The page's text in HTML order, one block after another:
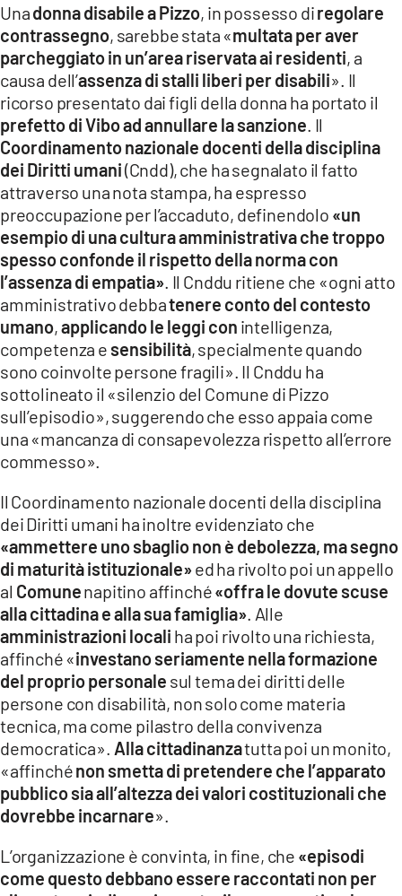
LACTV.IT
LACONAIR.IT
LACITYMAG.IT
ILREGGINO.IT
COSENZACHANNEL.IT
ILVIBONESE.IT
CATANZAROCHANNEL.IT
LACAPITALENEWS.IT
App
ANDROID
APPLE
Unadonna disabile a Pizzo, in possesso diregolare
contrassegno, sarebbe stata «multata per aver
parcheggiato in un’area riservata ai residenti, a
causa dell’assenza di stalli liberi per disabili». Il
ricorso presentato dai figli della donna ha portato il
prefetto di Vibo ad annullare la sanzione . Il
Coordinamento nazionale docenti della disciplina
dei Diritti umani(Cndd), che ha segnalato il fatto
attraverso una nota stampa, ha espresso
preoccupazione per l’accaduto, definendolo «un
esempio di una cultura amministrativa che troppo
spesso confonde il rispetto della norma con
l’assenza di empatia» . Il Cnddu ritiene che «ogni atto
amministrativo debbatenere conto del contesto
umano,applicando le leggi con intelligenza,
competenza e sensibilità, specialmente quando
sono coinvolte persone fragili». Il Cnddu ha
sottolineato il «silenzio del Comune di Pizzo
sull’episodio», suggerendo che esso appaia come
una «mancanza di consapevolezza rispetto all’errore
commesso».
Il Coordinamento nazionale docenti della disciplina
dei Diritti umani ha inoltre evidenziato che
«ammettere uno sbaglio non è debolezza, ma segno
di maturità istituzionale»ed ha rivolto poi un appello
al Comunenapitino affinché«offra le dovute scuse
alla cittadina e alla sua famiglia» . Alle
amministrazioni locali ha poi rivolto una richiesta,
affinché «investano seriamente nella formazione
del proprio personale sul tema dei diritti delle
persone con disabilità, non solo come materia
tecnica, ma come pilastro della convivenza
democratica». Alla cittadinanzatutta poi un monito,
«affinchénon smetta di pretendere che l’apparato
pubblico sia all’altezza dei valori costituzionali che
dovrebbe incarnare».
L’organizzazione è convinta, in fine, che «episodi
come questo debbano essere raccontati non per